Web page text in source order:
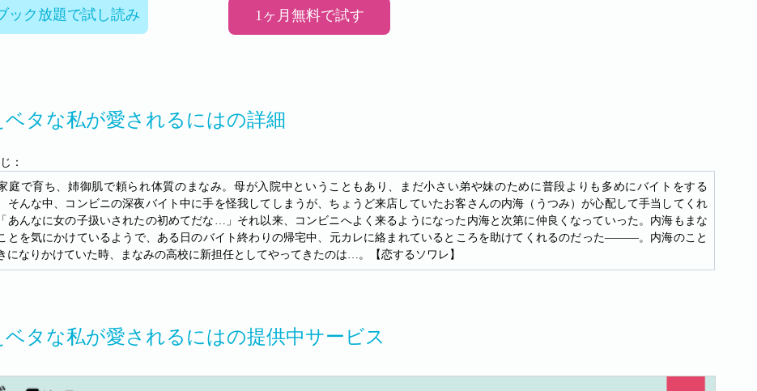
ック放題で試し読み 1ヶ月無料で試す
ベタな私が愛されるにはの詳細
：
庭で育ち、姉御肌で頼られ体質のまなみ。母が入院中ということもあり、まだ小さい弟や妹のために普段よりも多めにバイトをする
そんな中、コンビニの深夜バイト中に手を怪我してしまうが、ちょうど来店していたお客さんの内海（うつみ）が心配して手当してくれ
あんなに女の子扱いされたの初めてだな…」それ以来、コンビニへよく来るようになった内海と次第に仲良くなっていった。内海もまな
とを気にかけているようで、ある日のバイト終わりの帰宅中、元カレに絡まれているところを助けてくれるのだった―――。内海のこと
になりかけていた時、まなみの高校に新担任としてやってきたのは…。【恋するソワレ】
ベタな私が愛されるにはの提供中サービス